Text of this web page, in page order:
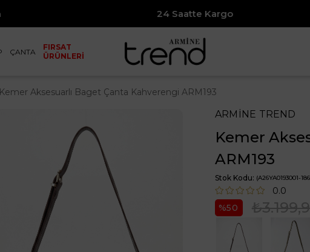
24 Saatte Kargo
ÇANTA
FIRSAT
ÜRÜNLERİ
Kemer Aksesuarlı Baget Çanta Kahverengi ARM193
ARMİNE TREND
Kemer
ARM193
Stok Kodu (A26YA0193001-
0.0
50